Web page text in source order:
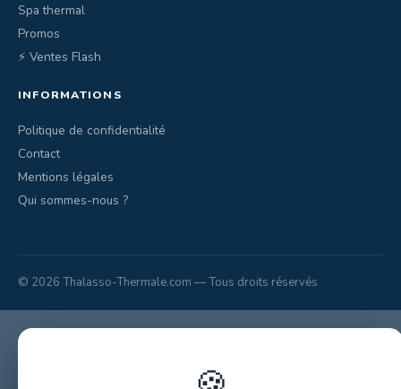
Spa thermal
Promos
⚡ Ventes Flash
INFORMATIONS
Politique de confidentialité
Contact
Mentions légales
Qui sommes-nous ?
© 2026 Thalasso-Thermale.com — Tous droits réservés